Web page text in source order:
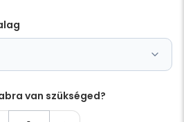
van szükséged?